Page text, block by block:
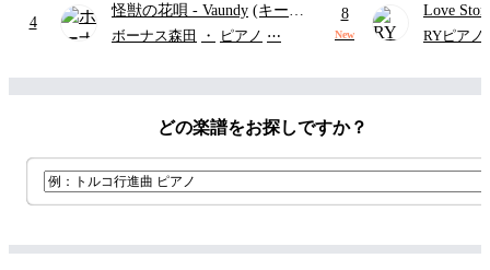
4
怪獣の花唄 - Vaundy (キーボ
ードパート)
ボーナス森田 ・ ピアノ ⋯
8
New
Love
RYピアノ
どの楽譜をお探しですか？